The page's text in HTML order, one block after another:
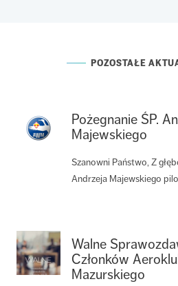
POZOSTAŁE
Pożegnanie ŚP.
Majewskiego
Szanowni Państwo, Z
Andrzeja Majewskiego
Walne
Członków
Mazurskiego